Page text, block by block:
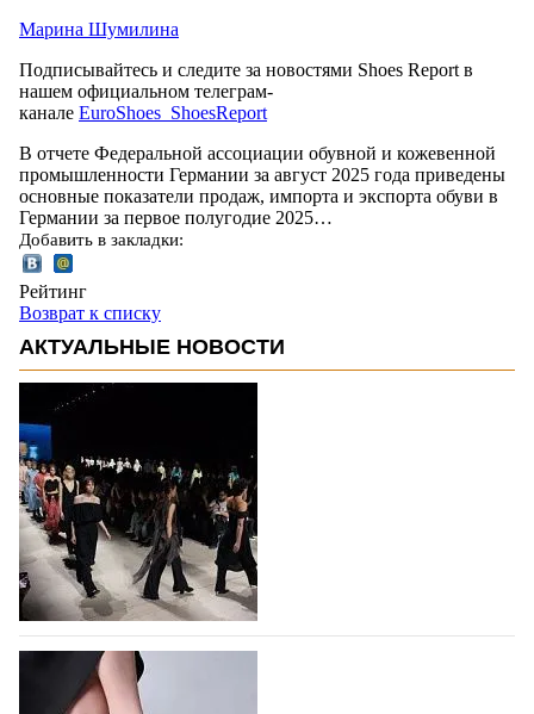
Марина Шумилина
Подписывайтесь и следите за новостями Shoes Report в
нашем официальном телеграм-
канале EuroShoes_ShoesReport
В отчете Федеральной ассоциации обувной и кожевенной
промышленности Германии за август 2025 года приведены
основные показатели продаж, импорта и экспорта обуви в
Германии за первое полугодие 2025…
Добавить в закладки:
Рейтинг
Возврат к списку
АКТУАЛЬНЫЕ НОВОСТИ
На участие в Московской неделе моды
подано 1047 заявок